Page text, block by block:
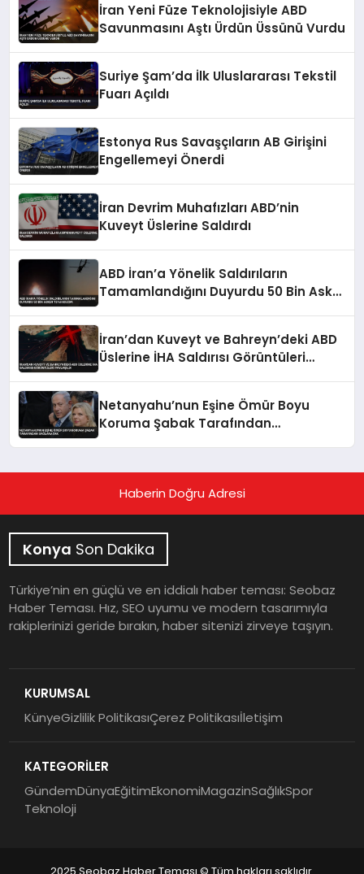
İran Yeni Füze Teknolojisiyle ABD
Savunmasını Aştı Ürdün Üssünü Vurdu
Suriye Şam’da İlk Uluslararası Tekstil
Fuarı Açıldı
Estonya Rus Savaşçıların AB Girişini
Engellemeyi Önerdi
İran Devrim Muhafızları ABD’nin
Kuveyt Üslerine Saldırdı
ABD İran’a Yönelik Saldırıların
Tamamlandığını Duyurdu 50 Bin Asker
İran’dan Kuveyt ve Bahreyn’deki ABD
Üslerine İHA Saldırısı Görüntüleri
Netanyahu’nun Eşine Ömür Boyu
Koruma Şabak Tarafından
Haberin Doğru Adresi
Konya Son Dakika
Türkiye’nin en güçlü ve en iddialı haber teması: Seobaz
Haber Teması. Hız, SEO uyumu ve modern tasarımıyla
rakiplerinizi geride bırakın, haber sitenizi zirveye taşıyın.
KURUMSAL
KünyeGizlilik PolitikasıÇerez Politikasıİletişim
KATEGORİLER
GündemDünyaEğitimEkonomiMagazinSağlıkSpor
Teknoloji